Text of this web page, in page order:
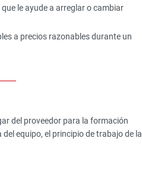
le ayude a arreglar o cambiar
a precios razonables durante un
del proveedor para la formación
equipo, el principio de trabajo de la